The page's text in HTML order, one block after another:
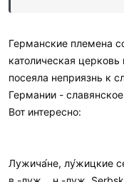
Германские племена
католическая
посеяла неприязнь к
Германии -
Вот интересно:
Лужича́не, лу́жицкие